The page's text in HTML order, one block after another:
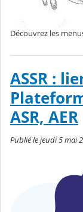
Découvrez les
ASSR :
ASR, AER
Publié le jeudi 5 mai